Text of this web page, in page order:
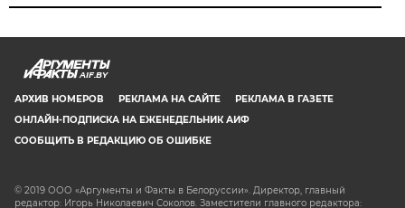
AIF.BY
АРХИВ НОМЕРОВ РЕКЛАМА НА САЙТЕ
РЕКЛАМА В ГАЗЕТЕ
ОНЛАЙН-ПОДПИСКА НА ЕЖЕНЕДЕЛЬНИК АИФ
СООБЩИТЬ В РЕДАКЦИЮ ОБ ОШИБКЕ
© 2019 ООО «Аргументы и Факты в Белоруссии». Директор, главный
редактор: Игорь Николаевич Соколов. Заместители главного редактора: